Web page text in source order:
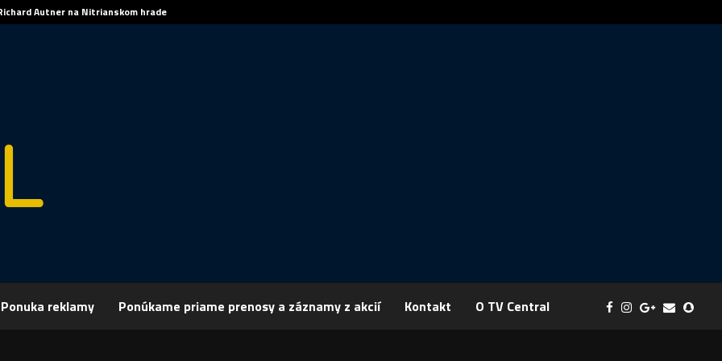
Autner na Nitrianskom hrade
Ponuka reklamy Ponúkame priame prenosy a záznamy z akcií Kontakt O TV Central